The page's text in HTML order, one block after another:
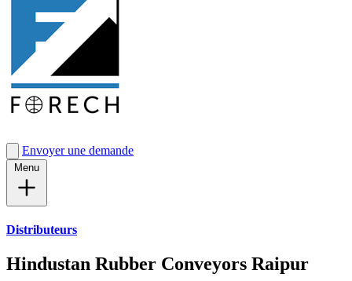
Envoyer une demande
Distributeurs
Hindustan Rubber Conveyors Raipur